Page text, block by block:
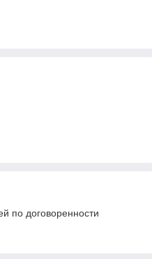
по договоренности